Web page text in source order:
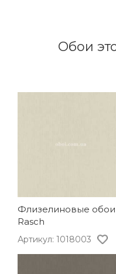
Обои
Флизелиновые обои
Rasch
Артикул: 1018003